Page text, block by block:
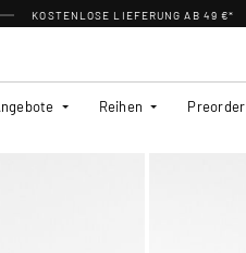
KOSTENLOSE LIEFERUNG AB 49 €*
Reihen Preorder